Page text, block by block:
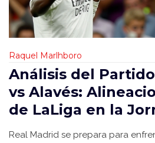
Raquel Marlhboro
Análisis del
vs Alavés:
de LaLiga en la
Real Madrid se prepara para